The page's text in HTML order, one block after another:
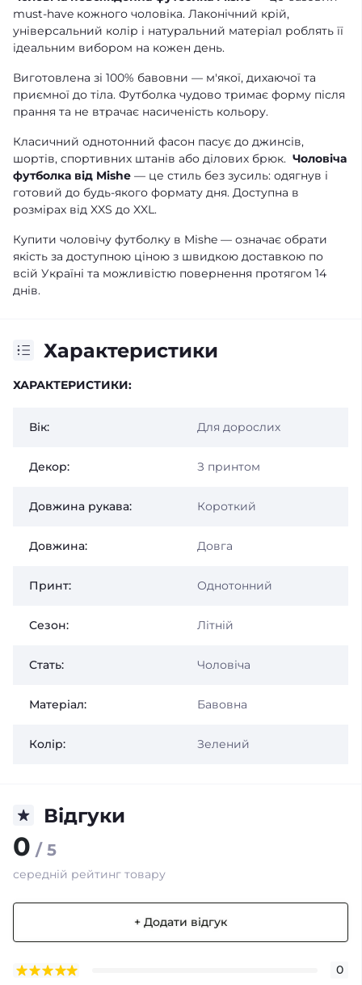
must-have кожного чоловіка. Лаконічний крій,
універсальний колір і натуральний матеріал роблять її
ідеальним вибором на кожен день.
Виготовлена зі 100% бавовни — м'якої, дихаючої та
приємної до тіла. Футболка чудово тримає форму після
прання та не втрачає насиченість кольору.
Класичний однотонний фасон пасує до джинсів,
шортів, спортивних штанів або ділових брюк. Чоловіча
футболка від Mishe — це стиль без зусиль: одягнув і
готовий до будь-якого формату дня. Доступна в
розмірах від XXS до XXL.
Купити чоловічу футболку в Mishe — означає обрати
якість за доступною ціною з швидкою доставкою по
всій Україні та можливістю повернення протягом 14
днів.
Характеристики
ХАРАКТЕРИСТИКИ:
Вік: Для дорослих
Декор: З принтом
Довжина рукава: Короткий
Довжина: Довга
Принт: Однотонний
Сезон: Літній
Стать: Чоловіча
Матеріал: Бавовна
Колір: Зелений
Відгуки
0 / 5
середній рейтинг товару
+ Додати відгук
0